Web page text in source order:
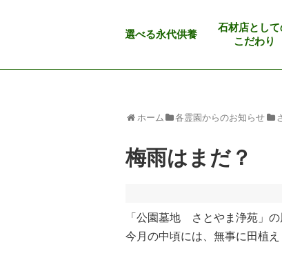
選べる永代供養
石材店として
こだわり
ホーム 各霊園からのお知らせ
梅雨はまだ？
「公園墓地 さとやま浄苑」の
今月の中頃には、無事に田植え